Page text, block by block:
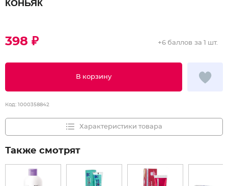
КОНЬЯК
398 ₽
В корзину
+6 баллов за 1 шт.
Код: 1000358842
Характеристики товара
Также смотрят